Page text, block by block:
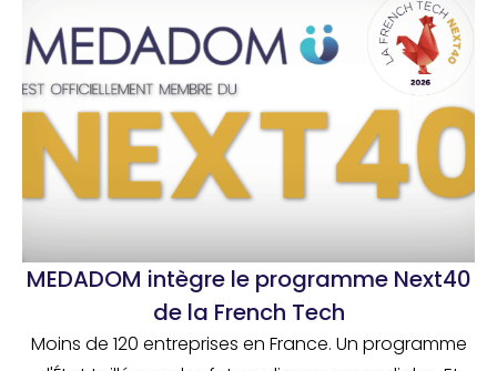
MEDADOM intègre le programme Next40
de la French Tech
Moins de 120 entreprises en France. Un programme